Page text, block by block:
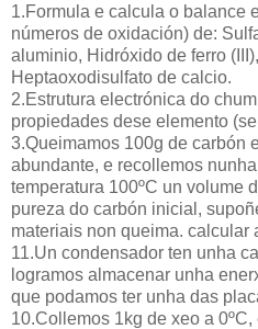
1.Formula e calcula o balance
números de oxidación) de:
aluminio, Hidróxido de ferro
Heptaoxodisulfato de calcio.
2.Estrutura electrónica do
propiedades dese elemento
3.Queimamos 100g de carbón
abundante, e recollemos
temperatura 100ºC un volume
pureza do carbón inicial,
materiais non queima. calcular
11.Un condensador ten unha
logramos almacenar unha
que podamos ter unha das
10.Collemos 1kg de xeo a